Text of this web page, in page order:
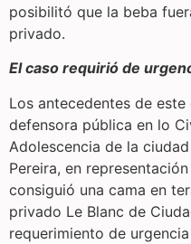
posibilitó que la beba
privado.
El caso requirió de
Los antecedentes de
defensora pública en lo
Adolescencia de la
Pereira, en
consiguió una cama en
privado Le Blanc de
requerimiento de